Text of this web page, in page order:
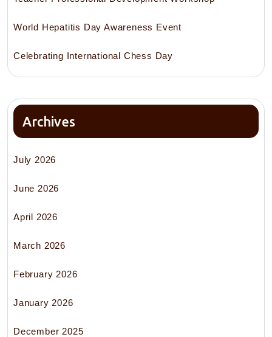
World Hepatitis Day Awareness Event
Celebrating International Chess Day
Archives
July 2026
June 2026
April 2026
March 2026
February 2026
January 2026
December 2025